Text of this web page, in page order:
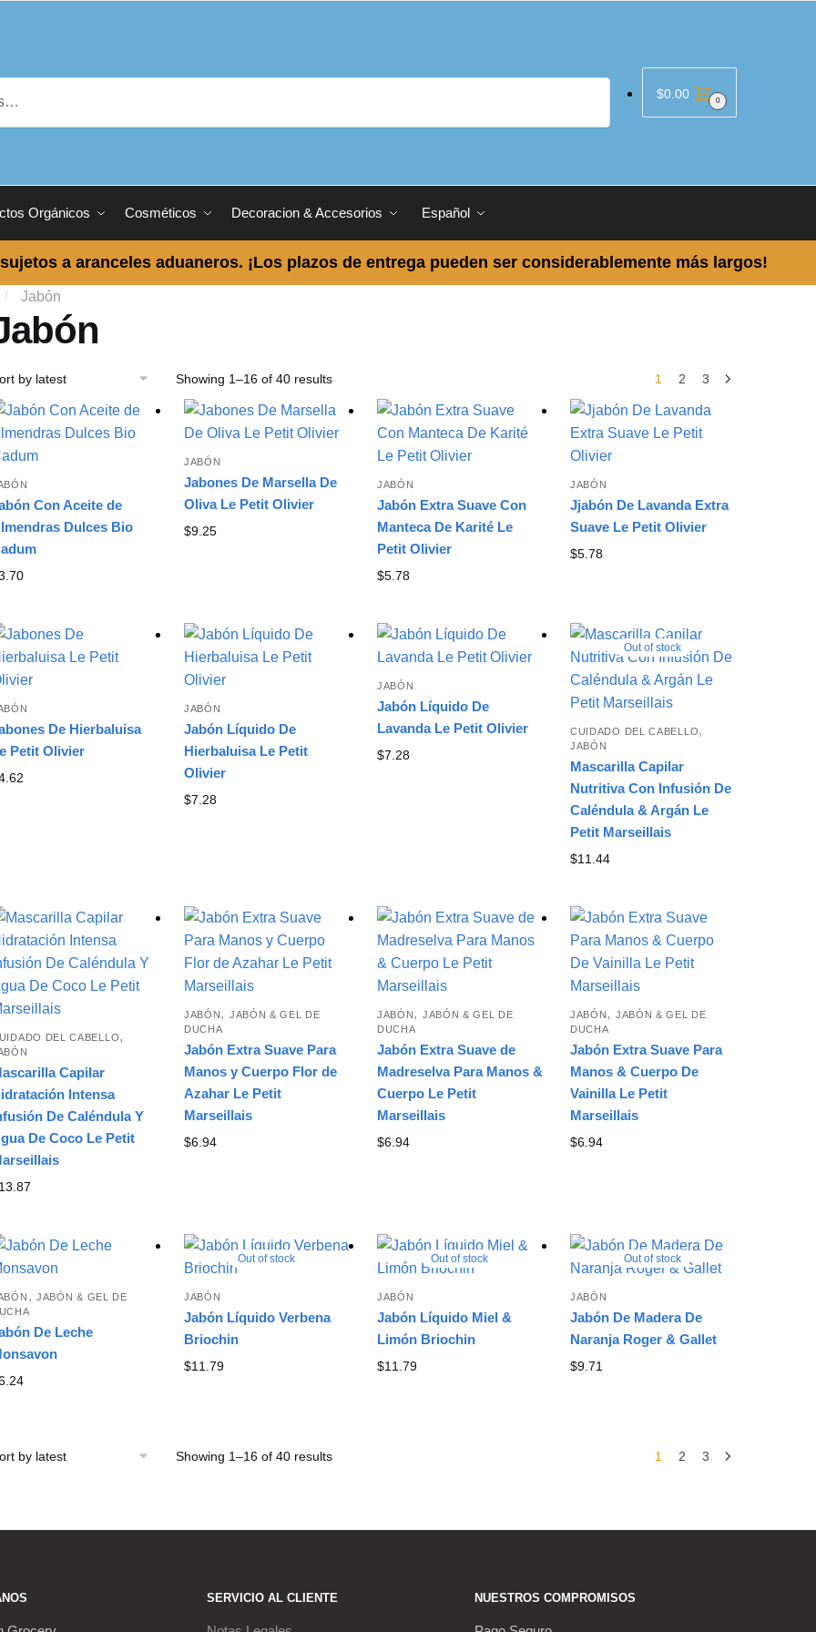
$0.00 0
Orgánicos Cosméticos Decoracion & Accesorios Español
a aranceles aduaneros. ¡Los plazos de entrega pueden ser considerablemente más largos!
/ Jabón
Showing 1–16 of 40 results
latest
1 2 3
Con Aceite de
Dulces Bio
JABÓN
Jabones De Marsella De
Oliva Le Petit Olivier
$9.25
JABÓN
Jabón Extra Suave Con
Manteca De Karité Le
Petit Olivier
$5.78
JABÓN
Jjabón De Lavanda Extra
Suave Le Petit Olivier
$5.78
De Hierbaluisa
Petit Olivier
JABÓN
Jabón Líquido De
Hierbaluisa Le Petit
Olivier
$7.28
JABÓN
Jabón Líquido De
Lavanda Le Petit Olivier
$7.28
Out of stock
CUIDADO DEL CABELLO,
JABÓN
Mascarilla Capilar
Nutritiva Con Infusión De
Caléndula & Argán Le
Petit Marseillais
$11.44
DEL CABELLO,
Capilar
Intensa
De Caléndula Y
De Coco Le Petit
13.87
JABÓN, JABÓN & GEL DE
DUCHA
Jabón Extra Suave Para
Manos y Cuerpo Flor de
Azahar Le Petit
Marseillais
$6.94
JABÓN, JABÓN & GEL DE
DUCHA
Jabón Extra Suave de
Madreselva Para Manos &
Cuerpo Le Petit
Marseillais
$6.94
JABÓN, JABÓN & GEL DE
DUCHA
Jabón Extra Suave Para
Manos & Cuerpo De
Vainilla Le Petit
Marseillais
$6.94
, JABÓN & GEL DE
De Leche
Out of stock
JABÓN
Jabón Líquido Verbena
Briochin
$11.79
Out of stock
JABÓN
Jabón Líquido Miel &
Limón Briochin
$11.79
Out of stock
JABÓN
Jabón De Madera De
Naranja Roger & Gallet
$9.71
Showing 1–16 of 40 results 1 2 3
SERVICIO AL CLIENTE NUESTROS COMPROMISOS